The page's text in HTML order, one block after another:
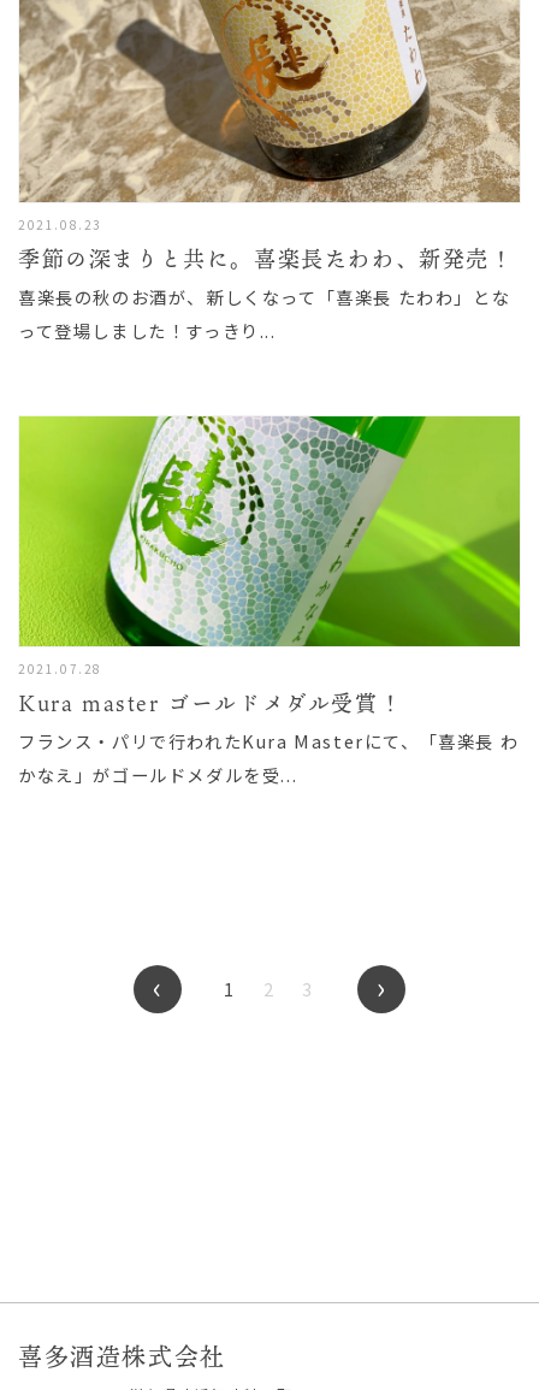
2021.08.23
季節の深まりと共に。喜楽長たわわ、新発売！
喜楽長の秋のお酒が、新しくなって「喜楽長 たわわ」とな
って登場しました！すっきり...
2021.07.28
Kura master ゴールドメダル受賞！
フランス・パリで行われたKura Masterにて、「喜楽長 わ
かなえ」がゴールドメダルを受...
‹ 1 2 3 ›
喜多酒造株式会社